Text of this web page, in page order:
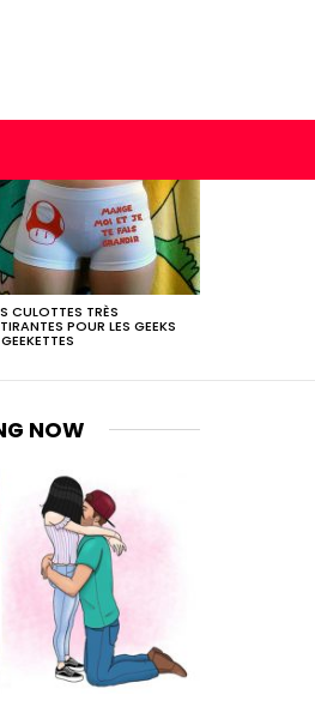
CULOTTES TRÈS
POUR LES GEEKS
NOW